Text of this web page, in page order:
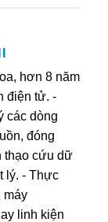
hơn 8 năm
điện tử. -
các dòng
đóng
thạo cứu dữ
lý. - Thực
máy
linh kiện